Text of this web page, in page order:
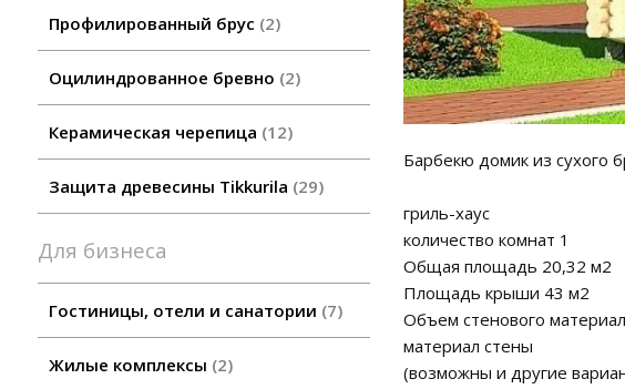
Профилированный брус 2
Оцилиндрованное бревно 2
Керамическая черепица 12
Защита древесины Tikkurila 29
Для бизнеса
Гостиницы, отели и санатории 7
Жилые комплексы 2
Барбекю домик из сухого
гриль-хаус
количество комнат 1
Общая площадь 20,32 м2
Площадь крыши 43 м2
Объем стенового
материал стены
(возможны и другие